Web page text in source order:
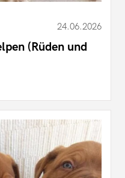
24.06.2026
(Rüden und